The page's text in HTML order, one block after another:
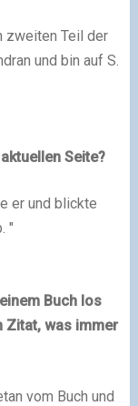
zweiten Teil der
und bin auf S.
Seite?
er und blickte
"
Buch los
Zitat, was immer
vom Buch und